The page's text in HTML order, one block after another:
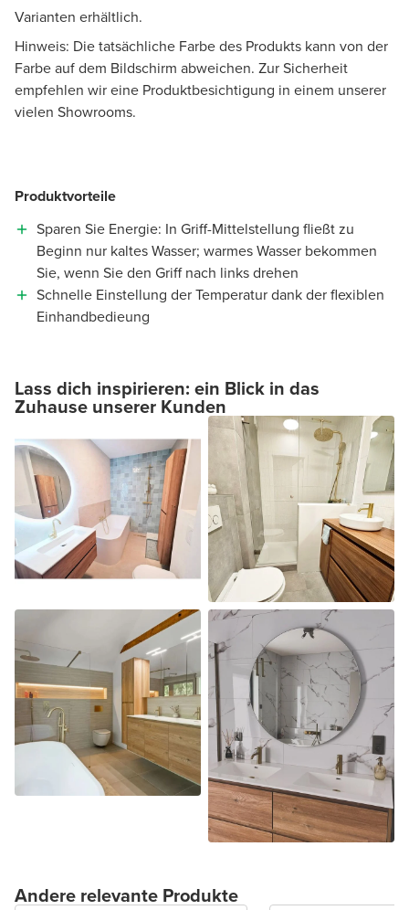
Varianten erhältlich.
Hinweis: Die tatsächliche Farbe des Produkts kann von der
Farbe auf dem Bildschirm abweichen. Zur Sicherheit
empfehlen wir eine Produktbesichtigung in einem unserer
vielen Showrooms.
Produktvorteile
Sparen Sie Energie: In Griff-Mittelstellung fließt zu
Beginn nur kaltes Wasser; warmes Wasser bekommen
Sie, wenn Sie den Griff nach links drehen
Schnelle Einstellung der Temperatur dank der flexiblen
Einhandbedieung
Lass dich inspirieren: ein Blick in das
Zuhause unserer Kunden
Andere relevante Produkte